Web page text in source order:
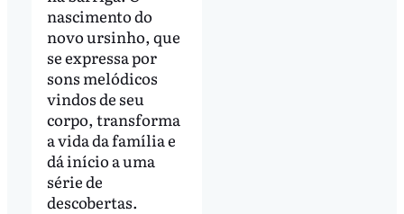
nascimento do
novo ursinho, que
se expressa por
sons melódicos
vindos de seu
corpo, transforma
a vida da família e
dá início a uma
série de
descobertas.